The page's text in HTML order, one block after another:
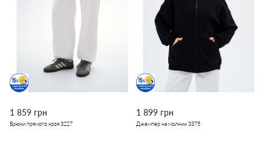
1 859 грн
Брюки прямого кроя 3227
1 899 грн
Джемпер на молнии 3375